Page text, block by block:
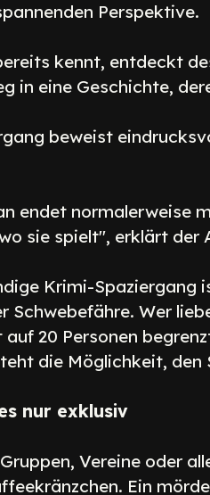
Perspektive.
kennt, entdeckt
in eine Geschichte,
beweist
endet normalerweise
sie spielt", erklärt der
Krimi-Spaziergang
Schwebefähre. Wer
auf 20 Personen
die Möglichkeit,
nur exklusiv
Vereine oder
Ein